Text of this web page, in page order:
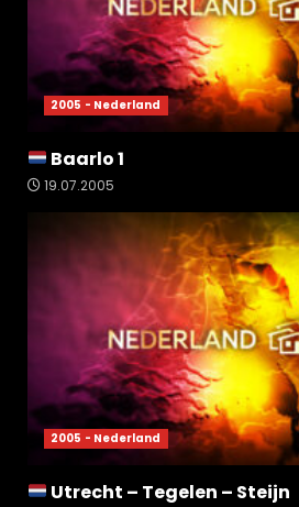
2005 - Nederland
Baarlo 1
19.07.2005
2005 - Nederland
Utrecht – Tegelen – Steijn